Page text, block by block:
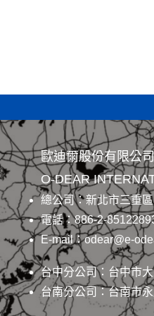
歐迪爾股份有限公司
O-DEAR
總公司：新北市三重
電話：886-2-
E-mail：odear@e-
台中分公司：台中市
台南分公司：台南市